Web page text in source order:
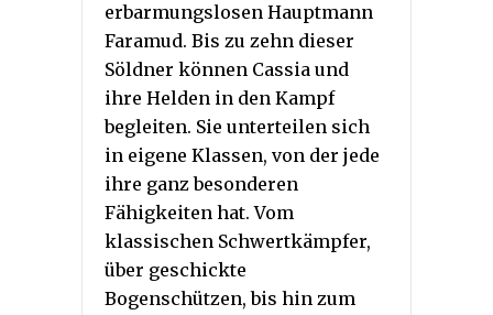
erbarmungslosen Hauptmann
Faramud. Bis zu zehn dieser
Söldner können Cassia und
ihre Helden in den Kampf
begleiten. Sie unterteilen sich
in eigene Klassen, von der jede
ihre ganz besonderen
Fähigkeiten hat. Vom
klassischen Schwertkämpfer,
über geschickte
Bogenschützen, bis hin zum